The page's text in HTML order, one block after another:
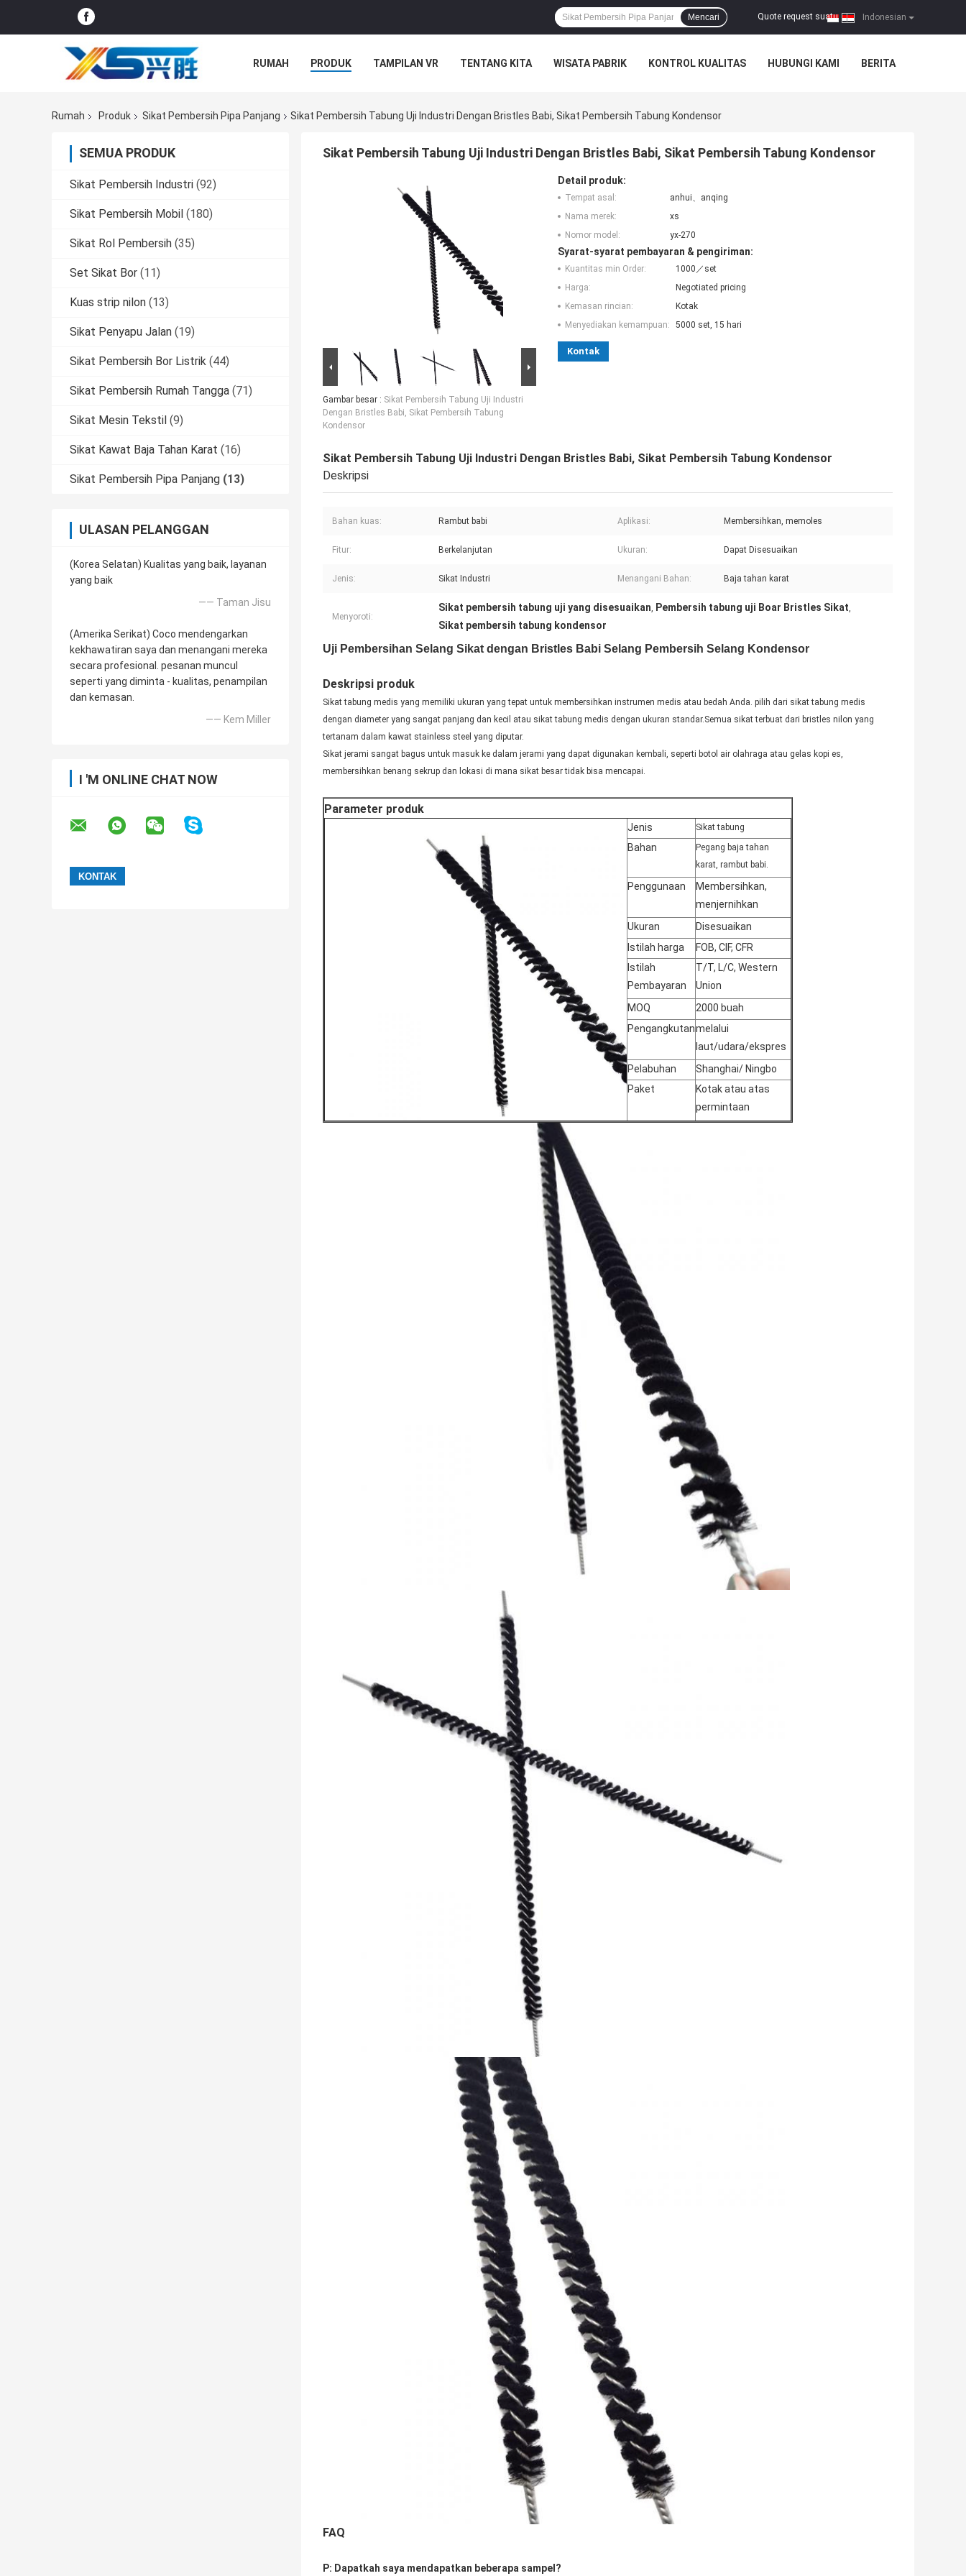
Indonesian
Quote request suatu |
Mencari
RUMAH PRODUK TAMPILAN VR TENTANG KITA WISATA PABRIK KONTROL KUALITAS HUBUNGI KAMI BERITA
Rumah
Produk Sikat Pembersih Pipa Panjang Sikat Pembersih Tabung Uji Industri Dengan Bristles Babi, Sikat Pembersih Tabung Kondensor
SEMUA PRODUK
Sikat Pembersih Industri (92)
Sikat Pembersih Mobil (180)
Sikat Rol Pembersih (35)
Set Sikat Bor (11)
Kuas strip nilon (13)
Sikat Penyapu Jalan (19)
Sikat Pembersih Bor Listrik (44)
Sikat Pembersih Rumah Tangga (71)
Sikat Mesin Tekstil (9)
Sikat Kawat Baja Tahan Karat (16)
Sikat Pembersih Pipa Panjang (13)
ULASAN PELANGGAN
(Korea Selatan) Kualitas yang baik, layanan
yang baik
—— Taman Jisu
(Amerika Serikat) Coco mendengarkan
kekhawatiran saya dan menangani mereka
secara profesional. pesanan muncul
seperti yang diminta - kualitas, penampilan
dan kemasan.
—— Kem Miller
I 'M ONLINE CHAT NOW
Sikat Pembersih Tabung Uji Industri Dengan Bristles Babi, Sikat Pembersih Tabung Kondensor
Gambar besar : Sikat Pembersih Tabung Uji Industri
Dengan Bristles Babi, Sikat Pembersih Tabung
Kondensor
Detail produk:
Tempat asal:
anhui、anqing
Nama merek:
xs
Nomor model:
yx-270
Syarat-syarat pembayaran & pengiriman:
Kuantitas min Order:
1000／set
Harga:
Negotiated pricing
Kemasan rincian:
Kotak
Menyediakan kemampuan:
5000 set, 15 hari
Kontak
Sikat Pembersih Tabung Uji Industri Dengan Bristles Babi, Sikat Pembersih Tabung Kondensor
Deskripsi
Bahan kuas: Rambut babi Aplikasi: Membersihkan, memoles
Fitur: Berkelanjutan Ukuran: Dapat Disesuaikan
Jenis: Sikat Industri Menangani Bahan: Baja tahan karat
Menyoroti:
Sikat pembersih tabung uji yang disesuaikan, Pembersih tabung uji Boar Bristles Sikat,
Sikat pembersih tabung kondensor
Uji Pembersihan Selang Sikat dengan Bristles Babi Selang Pembersih Selang Kondensor
Deskripsi produk
Sikat tabung medis yang memiliki ukuran yang tepat untuk membersihkan instrumen medis atau bedah Anda. pilih dari sikat tabung medis
dengan diameter yang sangat panjang dan kecil atau sikat tabung medis dengan ukuran standar.Semua sikat terbuat dari bristles nilon yang
tertanam dalam kawat stainless steel yang diputar.
Sikat jerami sangat bagus untuk masuk ke dalam jerami yang dapat digunakan kembali, seperti botol air olahraga atau gelas kopi es,
membersihkan benang sekrup dan lokasi di mana sikat besar tidak bisa mencapai.
Parameter produk
Jenis Sikat tabung
Bahan
Pegang baja tahan
karat, rambut babi.
Penggunaan
Membersihkan,
menjernihkan
Ukuran
Disesuaikan
Istilah harga
FOB, CIF, CFR
Istilah
Pembayaran
T/T, L/C, Western
Union
MOQ
2000 buah
Pengangkutanmelalui
laut/udara/ekspres
Pelabuhan
Shanghai/ Ningbo
Paket
Kotak atau atas
permintaan
FAQ
P: Dapatkah saya mendapatkan beberapa sampel?